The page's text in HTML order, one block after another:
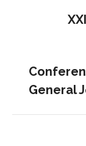
entre
General